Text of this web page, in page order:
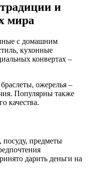
и
мира
с домашним
кухонные
конвертах –
ожерелья –
Популярны также
качества.
посуду, предметы
дарить деньги на